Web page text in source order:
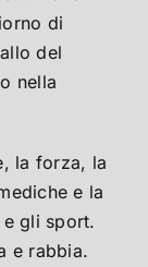
di
del
nella
la forza, la
e la
gli sport.
e rabbia.